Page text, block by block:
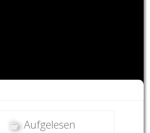
Aufgelesen